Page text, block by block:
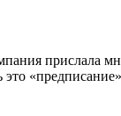
прислала
это